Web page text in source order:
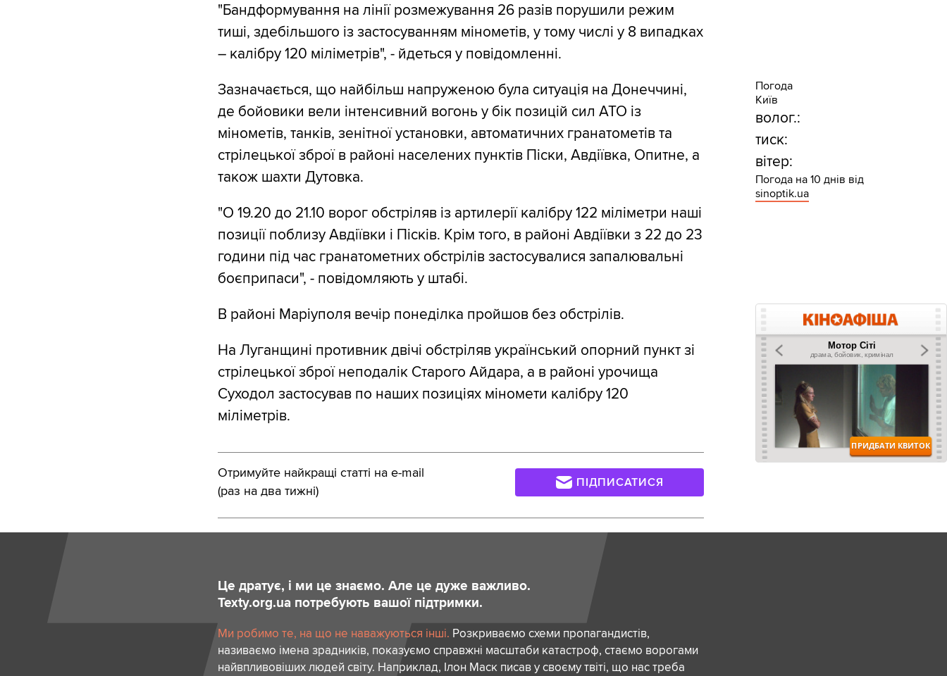
"Бандформування на лінії розмежування 26 разів порушили режим
тиші, здебільшого із застосуванням мінометів, у тому числі у 8 випадках
– калібру 120 міліметрів", - йдеться у повідомленні.
Зазначається, що найбільш напруженою була ситуація на Донеччині,
де бойовики вели інтенсивний вогонь у бік позицій сил АТО із
мінометів, танків, зенітної установки, автоматичних гранатометів та
стрілецької зброї в районі населених пунктів Піски, Авдіївка, Опитне, а
також шахти Дутовка.
"О 19.20 до 21.10 ворог обстріляв із артилерії калібру 122 міліметри наші
позиції поблизу Авдіївки і Пісків. Крім того, в районі Авдіївки з 22 до 23
години під час гранатометних обстрілів застосувалися запалювальні
боєприпаси", - повідомляють у штабі.
В районі Маріуполя вечір понеділка пройшов без обстрілів.
На Луганщині противник двічі обстріляв український опорний пункт зі
стрілецької зброї неподалік Старого Айдара, а в районі урочища
Суходол застосував по наших позиціях міномети калібру 120
міліметрів.
Отримуйте найкращі статті на e-mail
(раз на два тижні)
ПІДПИСАТИСЯ
Це дратує, і ми це знаємо. Але це дуже важливо.
Texty.org.ua потребують вашої підтримки.
Ми робимо те, на що не наважуються інші. Розкриваємо схеми пропагандистів,
називаємо імена зрадників, показуємо справжні масштаби катастроф, стаємо ворогами
найвпливовіших людей світу. Наприклад, Ілон Маск писав у своєму твіті, що нас треба
Погода
Київ
волог.:
тиск:
вітер:
Погода на 10 днів від
sinoptik.ua